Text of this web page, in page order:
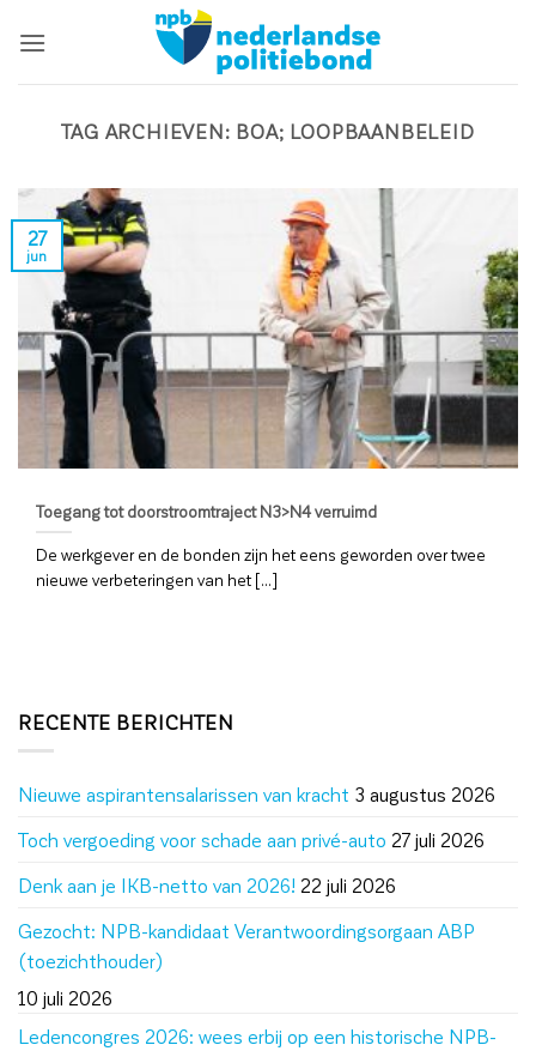
naar
TAG ARCHIEVEN: BOA; LOOPBAANBELEID
Toegang tot doorstroomtraject N3>N4 verruimd
De werkgever en de bonden zijn het eens geworden over twee
nieuwe verbeteringen van het [...]
27
jun
RECENTE BERICHTEN
Nieuwe aspirantensalarissen van kracht 3 augustus 2026
Toch vergoeding voor schade aan privé-auto 27 juli 2026
Denk aan je IKB-netto van 2026! 22 juli 2026
Gezocht: NPB-kandidaat Verantwoordingsorgaan ABP
(toezichthouder)
10 juli 2026
Ledencongres 2026: wees erbij op een historische NPB-